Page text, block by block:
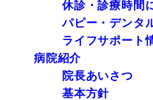
休診・診療時間
パピー・デンタ
ライフサポート
病院紹介
院長あいさつ
基本方針